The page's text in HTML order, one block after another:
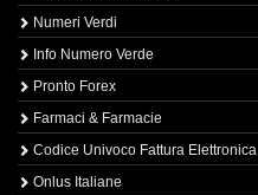
Numeri Verdi
Info Numero Verde
Pronto Forex
Farmaci & Farmacie
Codice Univoco Fattura Elettronica
Onlus Italiane